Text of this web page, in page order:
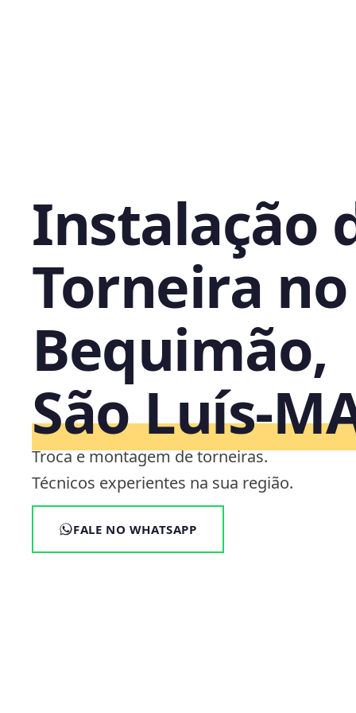
Instalação
Torneira no
Bequimão,
São
Troca e montagem de torneiras.
Técnicos experientes na sua região.
FALE NO WHATSAPP